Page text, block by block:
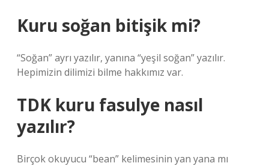
Kuru soğan bitişik mi?
“Soğan” ayrı yazılır, yanına “yeşil soğan” yazılır.
Hepimizin dilimizi bilme hakkımız var.
TDK kuru fasulye nasıl
yazılır?
Birçok okuyucu “bean” kelimesinin yan yana mı